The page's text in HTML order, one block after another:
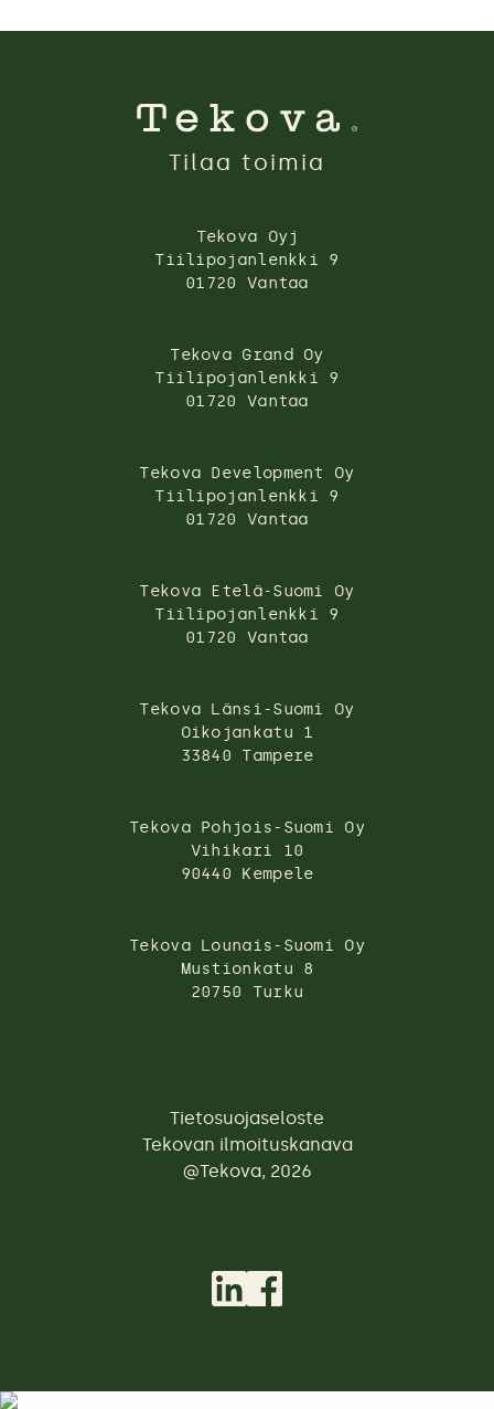
Tilaa toimia
Tekova Oyj
Tiilipojanlenkki 9
01720 Vantaa
Tekova Grand Oy
Tiilipojanlenkki 9
01720 Vantaa
Tekova Development Oy
Tiilipojanlenkki 9
01720 Vantaa
Tekova Etelä-Suomi Oy
Tiilipojanlenkki 9
01720 Vantaa
Tekova Länsi-Suomi Oy
Oikojankatu 1
33840 Tampere
Tekova Pohjois-Suomi Oy
Vihikari 10
90440 Kempele
Tekova Lounais-Suomi Oy
Mustionkatu 8
20750 Turku
Tietosuojaseloste
Tekovan ilmoituskanava
@Tekova, 2026